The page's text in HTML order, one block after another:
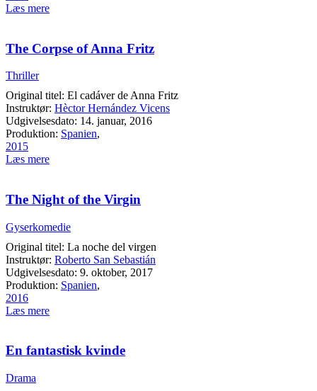
Læs mere
The Corpse of Anna Fritz
Thriller
Original titel: El cadáver de Anna Fritz
Instruktør: Hèctor Hernández Vicens
Udgivelsesdato: 14. januar, 2016
Produktion: Spanien,
2015
Læs mere
The Night of the Virgin
Gyserkomedie
Original titel: La noche del virgen
Instruktør: Roberto San Sebastián
Udgivelsesdato: 9. oktober, 2017
Produktion: Spanien,
2016
Læs mere
En fantastisk kvinde
Drama